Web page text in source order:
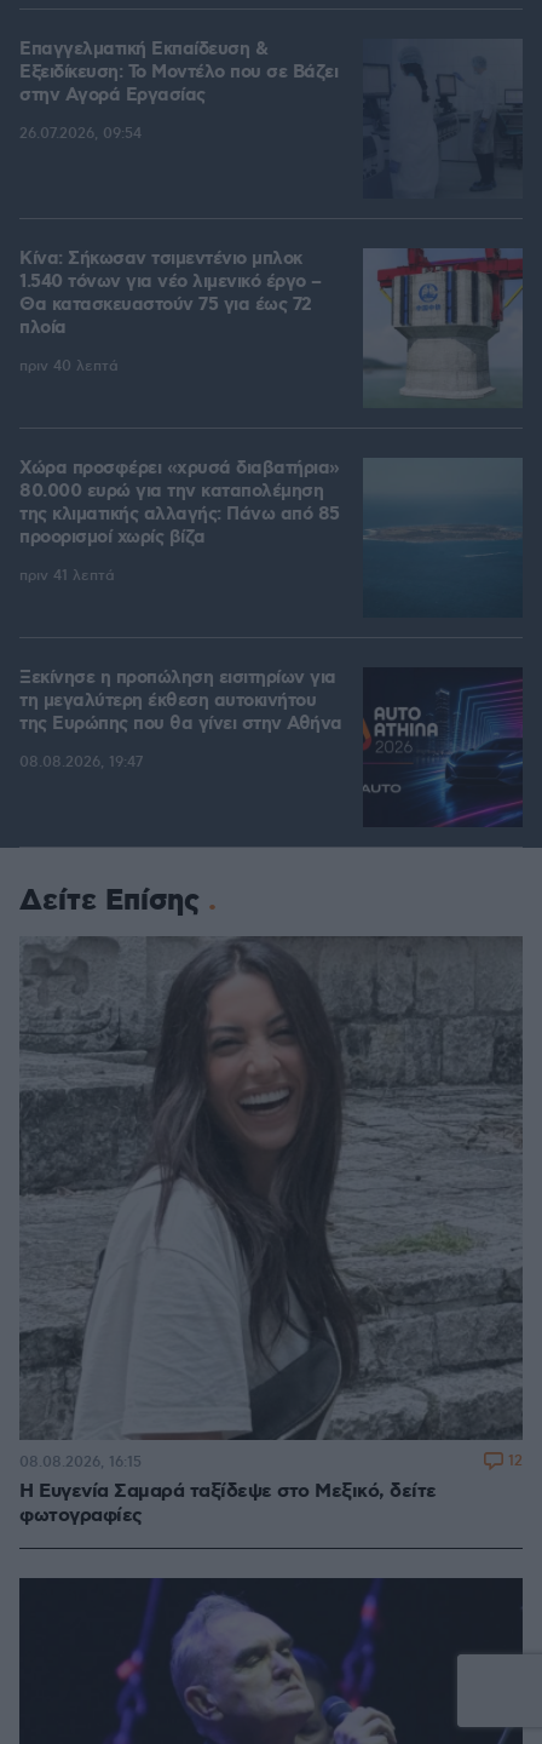
Επαγγελματική Εκπαίδευση &
Εξειδίκευση: Το Mοντέλο που σε Bάζει
στην Aγορά Eργασίας
26.07.2026, 09:54
Κίνα: Σήκωσαν τσιμεντένιο μπλοκ
1.540 τόνων για νέο λιμενικό έργο –
Θα κατασκευαστούν 75 για έως 72
πλοία
πριν 40 λεπτά
Χώρα προσφέρει «χρυσά διαβατήρια»
80.000 ευρώ για την καταπολέμηση
της κλιματικής αλλαγής: Πάνω από 85
προορισμοί χωρίς βίζα
πριν 41 λεπτά
Ξεκίνησε η προπώληση εισιτηρίων για
τη μεγαλύτερη έκθεση αυτοκινήτου
της Ευρώπης που θα γίνει στην Αθήνα
08.08.2026, 19:47
Δείτε Επίσης
Η Ευγενία Σαμαρά ταξίδεψε στο Μεξικό, δείτε
φωτογραφίες
08.08.2026, 16:15 12